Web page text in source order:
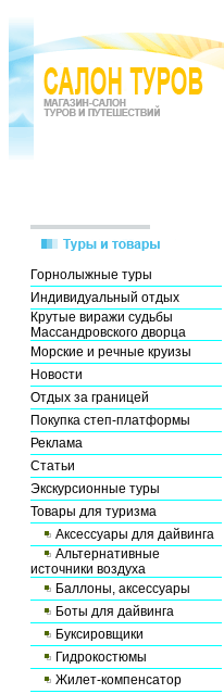
Горнолыжные туры
Индивидуальный отдых
Крутые виражи судьбы
Массандровского дворца
Морские и речные круизы
Новости
Отдых за границей
Покупка степ-платформы
Реклама
Статьи
Экскурсионные туры
Товары для туризма
Аксессуары для дайвинга
Альтернативные
источники воздуха
Баллоны, аксессуары
Боты для дайвинга
Буксировщики
Гидрокостюмы
Жилет-компенсатор